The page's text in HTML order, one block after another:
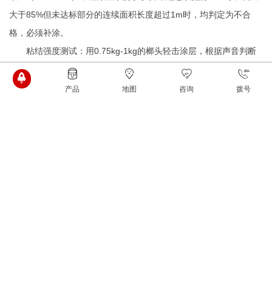
大于85%但未达标部分的连续面积长度超过1m时，均判定为不合
格，必须补涂。
粘结强度测试：用0.75kg-1kg的榔头轻击涂层，根据声音判断
其粘结强度。合格的涂层应声音清脆，无空鼓声，表明涂层与钢构
件粘结牢固。
产品 地图 咨询 拨号